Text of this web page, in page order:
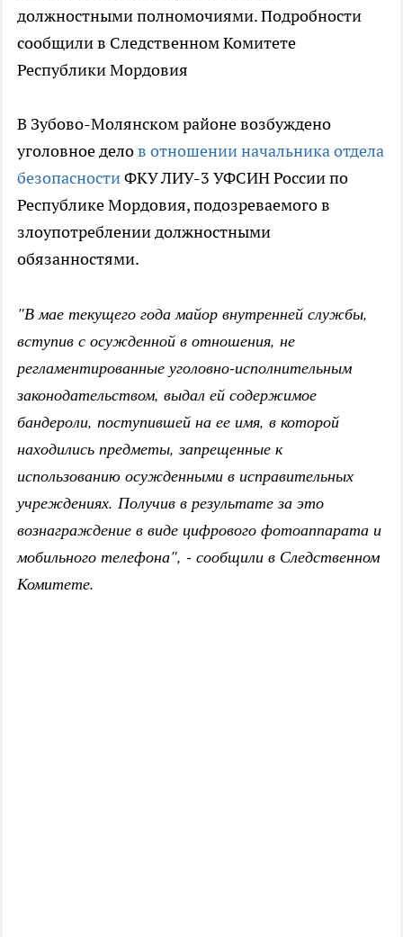
должностными полномочиями. Подробности
сообщили в Следственном Комитете
Республики Мордовия
В Зубово-Молянском районе возбуждено
уголовное делов отношении начальника отдела
безопасностиФКУ ЛИУ-3 УФСИН России по
Республике Мордовия, подозреваемого в
злоупотреблении должностными
обязанностями.
"В мае текущего года майор внутренней службы,
вступив с осужденной в отношения, не
регламентированные уголовно-исполнительным
законодательством, выдал ей содержимое
бандероли, поступившей на ее имя, в которой
находились предметы, запрещенные к
использованию осужденными в исправительных
учреждениях. Получив в результате за это
вознаграждение в виде цифрового фотоаппарата и
мобильного телефона", - сообщили в Следственном
Комитете.